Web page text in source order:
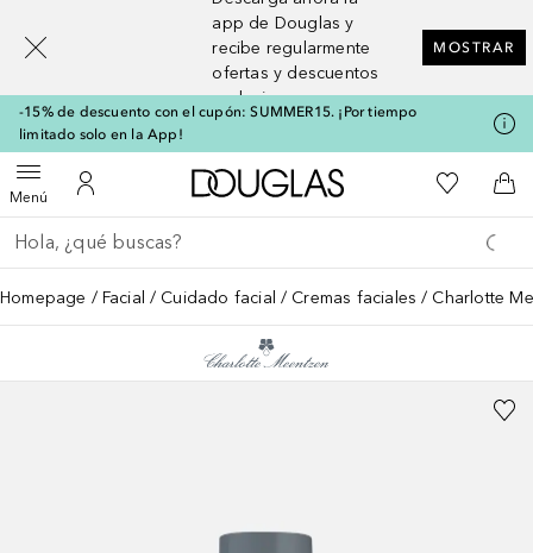
app de Douglas y
recibe regularmente
ofertas y descuentos
exclusivos
MOSTRAR
-15% de descuento con el cupón: SUMMER15. ¡Por tiempo
limitado solo en la App!
MenúAbrir menúMi cuenta
A Douglas HomeMi lista de
A
Regresar
Ejecutar búsqueda
Homepage Facial Cuidado facial Cremas faciales Charlotte
[navigation.slideout.screenreader]